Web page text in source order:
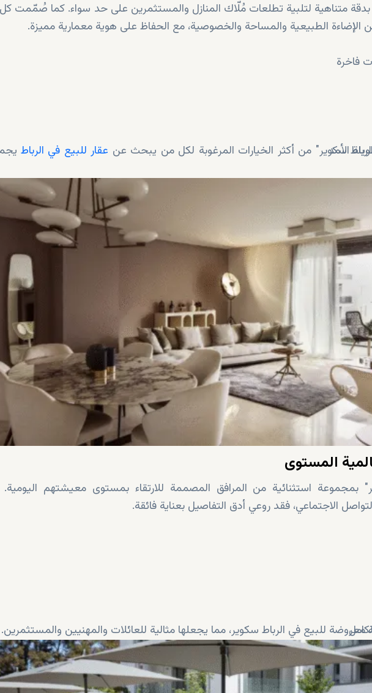
بدقة متناهية لتلبية تطلعات مُلّاك المنازل والمستثمرين على حد سواء. كما صُمّمت
الطبيعية والمساحة والخصوصية، مع الحفاظ على هوية معمارية مميزة.
فاخرة
الأمدسكوير" من أكثر الخيارات المرغوبة لكل من يبحث عن عقار للبيع في الرباط
المستوى
بمجموعة استثنائية من المرافق المصممة للارتقاء بمستوى معيشتهم
الاجتماعي، فقد روعي أدق التفاصيل بعناية فائقة.
معروضة للبيع في الرباط سكوير، مما يجعلها مثالية للعائلات والمهنيين والمستثمرين.